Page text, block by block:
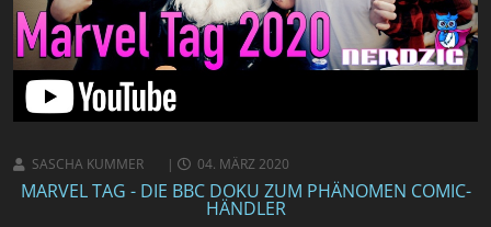
SASCHA KUMMER 04. MÄRZ 2020
MARVEL TAG - DIE BBC DOKU ZUM PHÄNOMEN COMIC-
HÄNDLER